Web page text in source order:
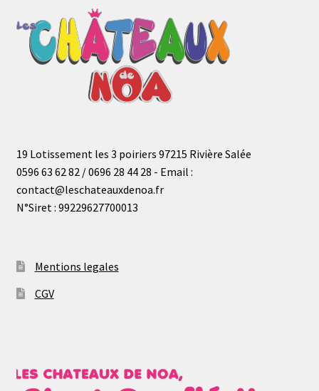
19 Lotissement les 3 poiriers 97215 Rivière Salée
0596 63 62 82 / 0696 28 44 28 - Email :
contact@leschateauxdenoa.fr
N°Siret : 99229627700013
Mentions legales
CGV